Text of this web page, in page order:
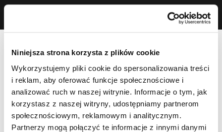
Niniejsza strona korzysta z plików cookie
Wykorzystujemy pliki cookie do spersonalizowania treści
i reklam, aby oferować funkcje społecznościowe i
analizować ruch w naszej witrynie. Informacje o tym, jak
korzystasz z naszej witryny, udostępniamy partnerom
społecznościowym, reklamowym i analitycznym.
Partnerzy mogą połączyć te informacje z innymi danymi